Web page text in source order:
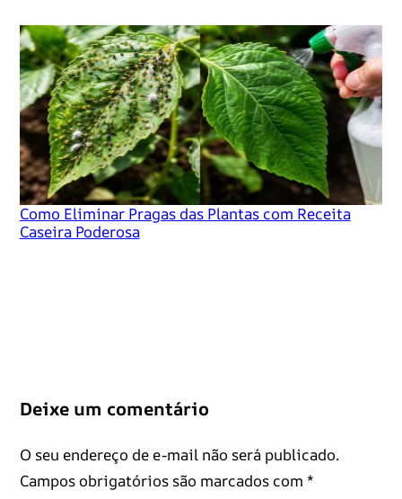
Como Eliminar Pragas das Plantas com Receita
Caseira Poderosa
Deixe um comentário
O seu endereço de e-mail não será publicado.
Campos obrigatórios são marcados com *